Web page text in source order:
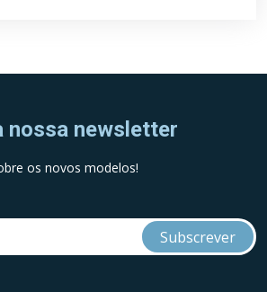
nossa newsletter
os novos modelos!